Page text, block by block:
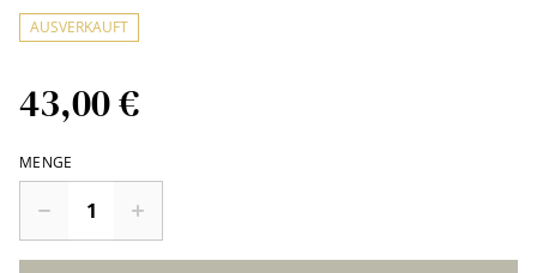
AUSVERKAUFT
43,00 €
MENGE